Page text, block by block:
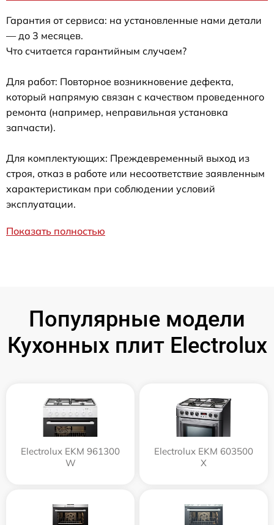
Гарантия от сервиса: на установленные нами детали
— до 3 месяцев.
Что считается гарантийным случаем?
Для работ: Повторное возникновение дефекта,
который напрямую связан с качеством проведенного
ремонта (например, неправильная установка
запчасти).
Для комплектующих: Преждевременный выход из
строя, отказ в работе или несоответствие заявленным
характеристикам при соблюдении условий
эксплуатации.
Показать полностью
Популярные модели
Кухонных плит Electrolux
Electrolux EKM 961300
W
Electrolux EKM 603500
X